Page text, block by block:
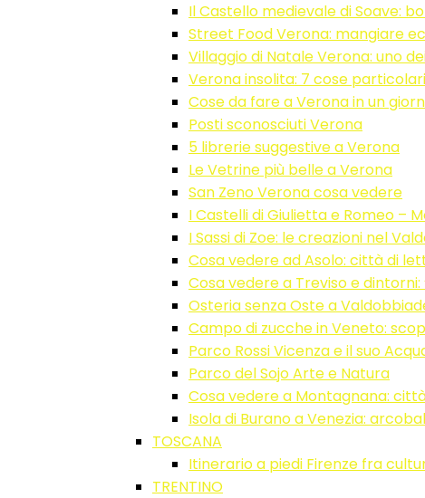
Il Castello medievale di Soave:
Street Food Verona: mangiare
Villaggio di Natale Verona: uno
Verona insolita: 7 cose
Cose da fare a Verona in un
Posti sconosciuti Verona
5 librerie suggestive a Verona
Le Vetrine più belle a Verona
San Zeno Verona cosa vedere
I Castelli di Giulietta e Romeo –
I Sassi di Zoe: le creazioni nel
Cosa vedere ad Asolo: città di
Cosa vedere a Treviso e dintorni:
Osteria senza Oste a
Campo di zucche in Veneto:
Parco Rossi Vicenza e il suo
Parco del Sojo Arte e Natura
Cosa vedere a Montagnana:
Isola di Burano a Venezia:
TOSCANA
Itinerario a piedi Firenze fra
TRENTINO